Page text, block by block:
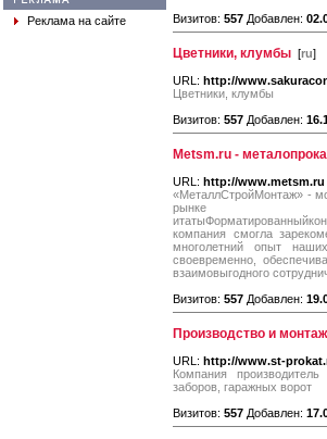
Реклама на сайте
Визитов: 557 Добавлен:
Цветники, клумбы [ru]
URL: http://
Цветники, клумбы
Визитов: 557 Добавлен:
Metsm.ru -
URL: http://www.metsm.ru
«МеталлСтройМонтаж» -
рынке
компания смогла
многолетний опыт
своевременно,
взаимовыгодного
Визитов: 557 Добавлен:
Производство и
URL: http://www.st-
Компания
заборов, гаражных ворот
Визитов: 557 Добавлен: